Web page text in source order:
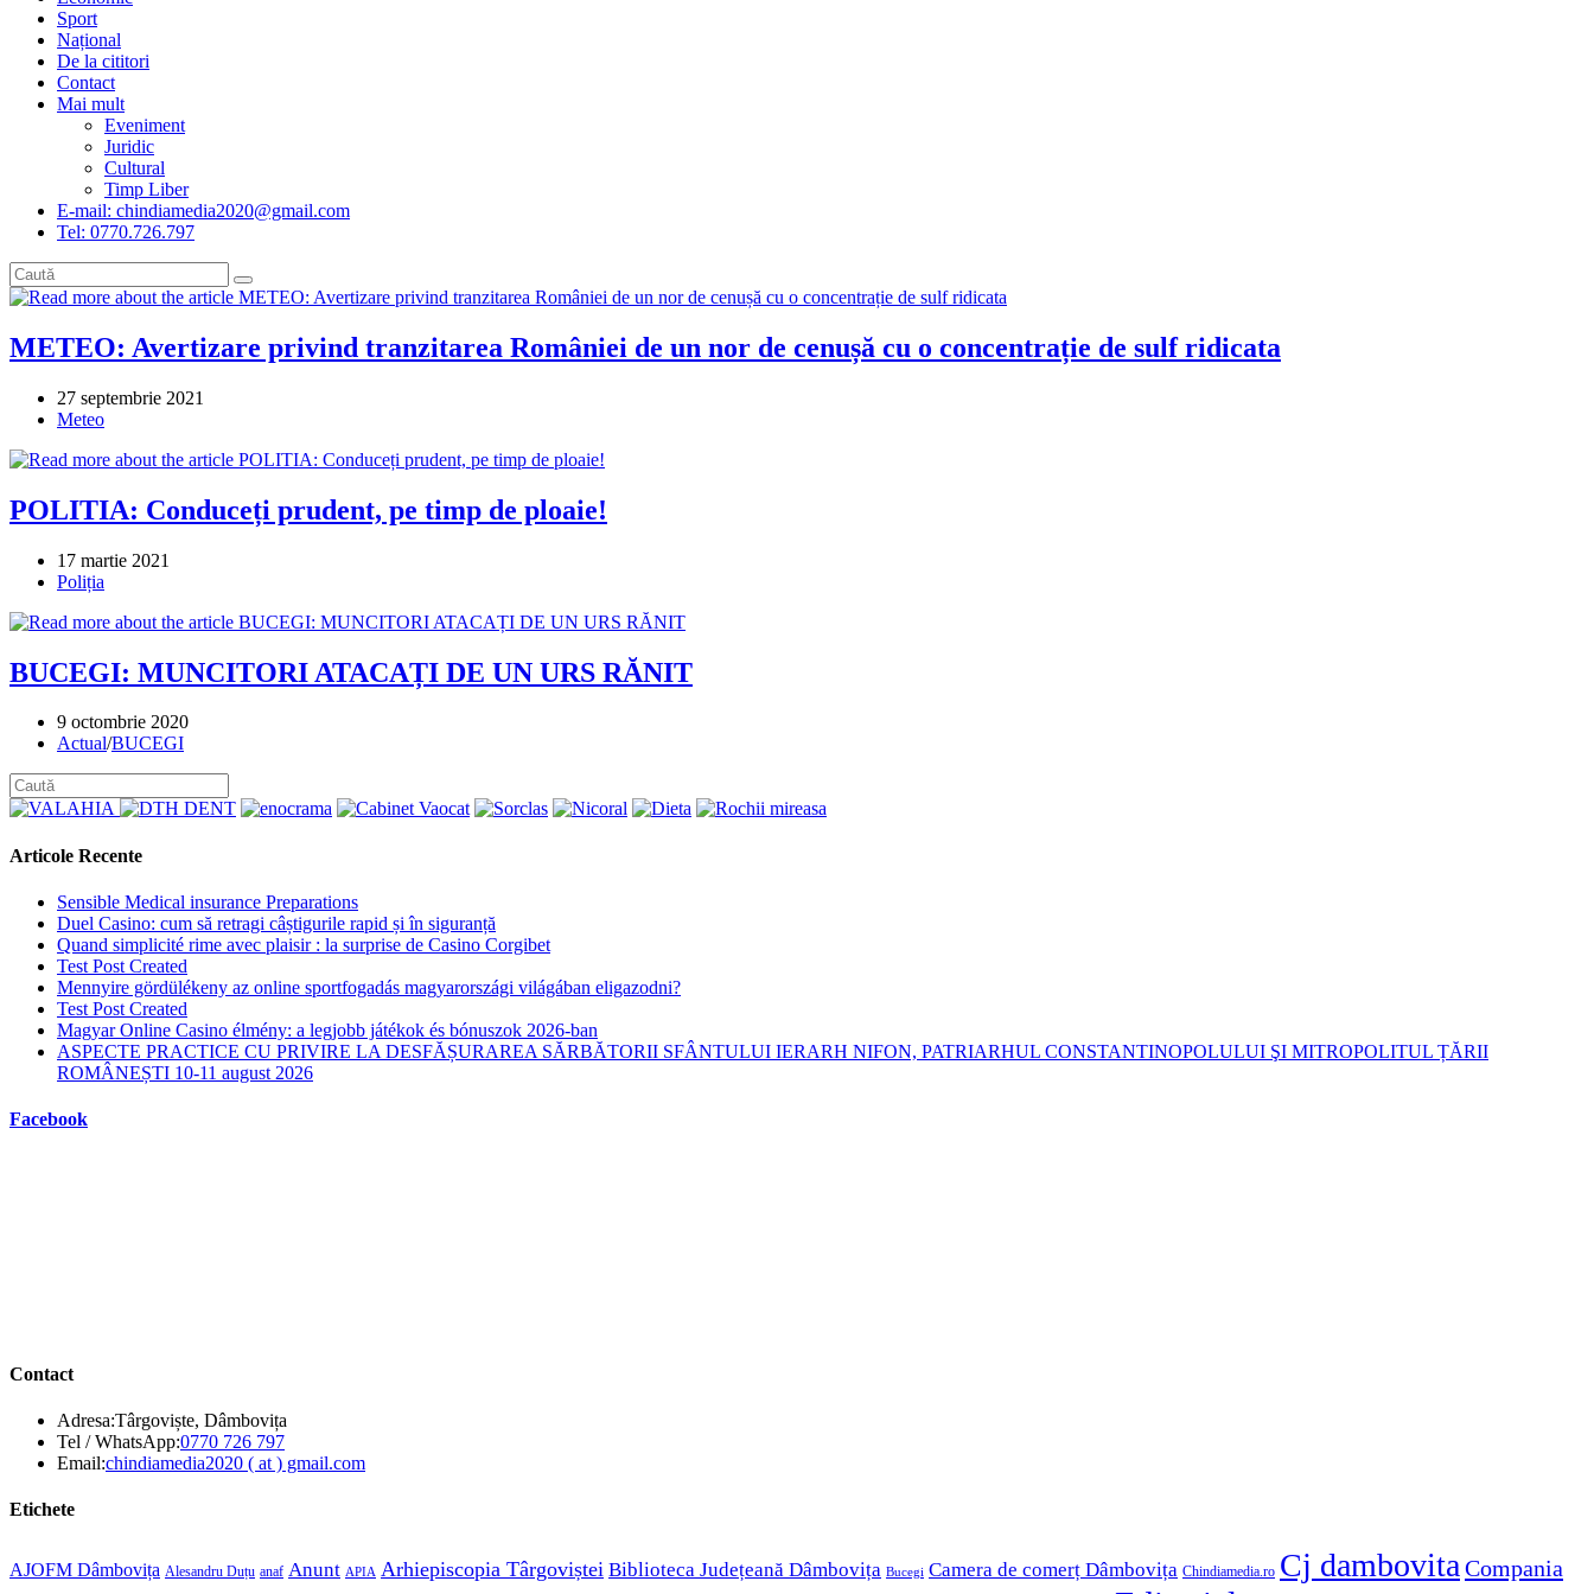
Sport
Național
De la cititori
Contact
Mai mult
Eveniment
Juridic
Cultural
Timp Liber
E-mail: chindiamedia2020@gmail.com
Tel: 0770.726.797
METEO: Avertizare privind tranzitarea României de un nor de cenușă cu o concentrație de sulf ridicata
Post
published:
27 septembrie 2021
Post
Meteo
POLITIA: Conduceți prudent, pe timp de ploaie!
Post
published:
17 martie 2021
Post
Poliția
BUCEGI: MUNCITORI ATACAȚI DE UN URS RĂNIT
Post
published:
9 octombrie 2020
Post
Actual/BUCEGI
Articole Recente
Sensible Medical insurance Preparations
Duel Casino: cum să retragi câștigurile rapid și în siguranță
Quand simplicité rime avec plaisir : la surprise de Casino Corgibet
Test Post Created
Mennyire gördülékeny az online sportfogadás magyarországi világában eligazodni?
Test Post Created
Magyar Online Casino élmény: a legjobb játékok és bónuszok 2026-ban
ASPECTE PRACTICE CU PRIVIRE LA DESFĂȘURAREA SĂRBĂTORII SFÂNTULUI IERARH NIFON, PATRIARHUL CONSTANTINOPOLULUI ŞI MITROPOLITUL ȚĂRII
ROMÂNEȘTI 10-11 august 2026
Facebook
Contact
Adresa:Târgoviște, Dâmbovița
Tel / WhatsApp:0770 726 797Opens
in
Email:chindiamedia2020 ( at ) gmail.comOpens
Etichete
AJOFM Dâmbovița Alesandru Duțu anaf Anunt APIA Arhiepiscopia Târgoviștei Biblioteca Județeană Dâmbovița Bucegi Camera de comerț Dâmbovița Chindiamedia.ro Cj dambovita Compania